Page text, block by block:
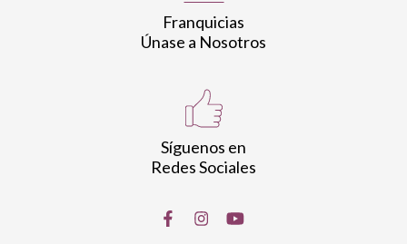
Franquicias
Únase a Nosotros
Síguenos en
Redes Sociales